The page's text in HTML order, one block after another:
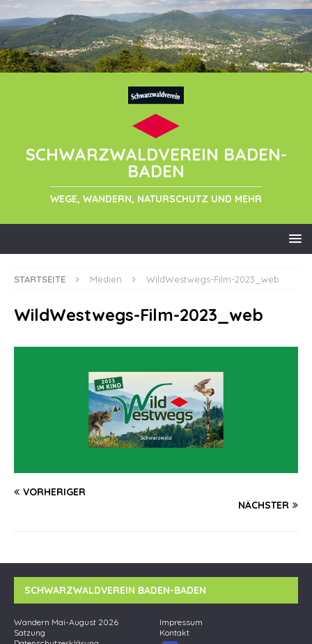
SCHWARZWALDVEREIN BADEN-
BADEN
WEGE, WANDERN, NATURSCHUTZ UND MEHR
STARTSEITE Medien WildWestwegs-Film-2023_web
WildWestwegs-Film-2023_web
VORHERIGER
NÄCHSTER
SCHWARZWALDVEREIN BADEN-BADEN
Wandern Mai-August 2026
Impressum
Satzung
Kontakt